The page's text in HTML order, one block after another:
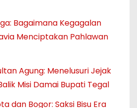
Bagaimana Kegagalan
Menciptakan Pahlawan
Agung: Menelusuri Jejak
Misi Damai Bupati Tegal
dan Bogor: Saksi Bisu Era